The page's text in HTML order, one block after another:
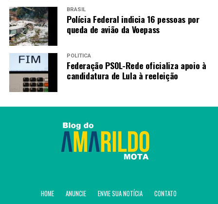
BRASIL
Polícia Federal indicia 16 pessoas por
queda de avião da Voepass
POLÍTICA
Federação PSOL-Rede oficializa apoio à
candidatura de Lula à reeleição
HOME ANUNCIE ENVIE SUA NOTÍCIA CONTATO